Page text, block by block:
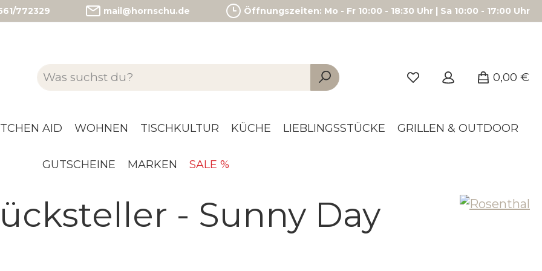
772329 mail@hornschu.de Öffnungszeiten: Mo - Fr 10:00 - 18:30 Uhr | Sa 10:00 - 17:00 Uhr
0,00 €
AID WOHNEN TISCHKULTUR KÜCHE LIEBLINGSSTÜCKE GRILLEN & OUTDOOR
GUTSCHEINE MARKEN SALE %
- Sunny Day